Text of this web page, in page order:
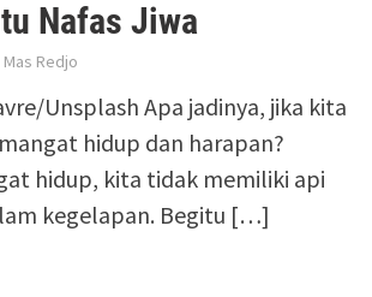
Nafas Jiwa
Mas Redjo
Unsplash Apa jadinya, jika kita
hidup dan harapan?
hidup, kita tidak memiliki api
kegelapan. Begitu […]